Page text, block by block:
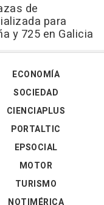
de
para
y 725 en Galicia
ECONOMÍA
SOCIEDAD
CIENCIAPLUS
PORTALTIC
EPSOCIAL
MOTOR
TURISMO
NOTIMÉRICA